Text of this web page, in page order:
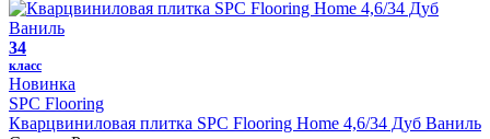
34
класс
Новинка
SPC Flooring
Кварцвиниловая плитка SPC Flooring Home 4,6/34 Дуб Ваниль